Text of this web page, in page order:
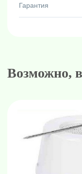
Гарантия
Возможно,